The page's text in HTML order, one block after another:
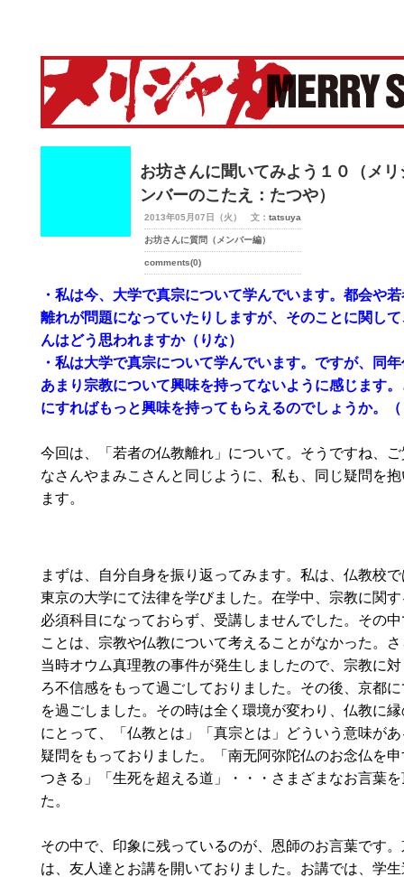
お坊さんに聞いてみよう１０（メリ
ンバーのこたえ：たつや）
2013年05月07日（火） 文： tatsuya
お坊さんに質問（メンバー編）
comments(0)
・私は今、大学で真宗について学んでいます。都会や
離れが問題になっていたりしますが、そのことに関し
んはどう思われますか（りな）
・私は大学で真宗について学んでいます。ですが、同
あまり宗教について興味を持ってないように感じます
にすればもっと興味を持ってもらえるのでしょうか。
今回は、「若者の仏教離れ」について。そうですね、
なさんやまみこさんと同じように、私も、同じ疑問を
ます。
まずは、自分自身を振り返ってみます。私は、仏教校
東京の大学にて法律を学びました。在学中、宗教に関
必須科目になっておらず、受講しませんでした。その
ことは、宗教や仏教について考えることがなかった。
当時オウム真理教の事件が発生しましたので、宗教に
ろ不信感をもって過ごしておりました。その後、京都
を過ごしました。その時は全く環境が変わり、仏教に
にとって、「仏教とは」「真宗とは」どういう意味が
疑問をもっておりました。「南无阿弥陀仏のお念仏を
つきる」「生死を超える道」・・・さまざまなお言葉
た。
その中で、印象に残っているのが、恩師のお言葉です
は、友人達とお講を開いておりました。お講では、学